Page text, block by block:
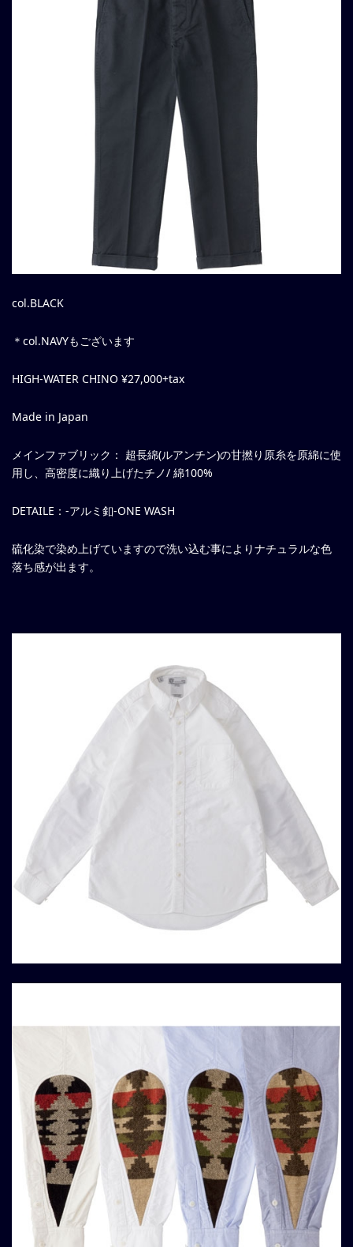
col.BLACK
＊col.NAVYもございます
HIGH-WATER CHINO ¥27,000+tax
Made in Japan
メインファブリック： 超長綿(ルアンチン)の甘撚り原糸を原綿に使
用し、高密度に織り上げたチノ/ 綿100%
DETAILE：-アルミ釦-ONE WASH
硫化染で染め上げていますので洗い込む事によりナチュラルな色
落ち感が出ます。